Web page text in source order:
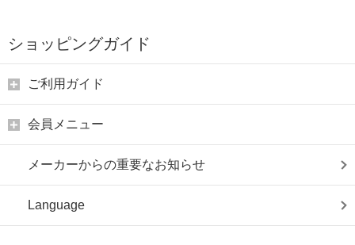
ショッピングガイド
ご利用ガイド
会員メニュー
メーカーからの重要なお知らせ
Language